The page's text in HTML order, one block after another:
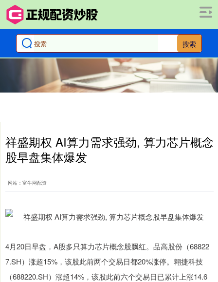
搜索
祥盛期权 AI算力需求强劲, 算力芯片概念
股早盘集体爆发
网站：富牛网配资
4月20日早盘，A股多只算力芯片概念股飘红。品高股份（68822
7.SH）涨超15%，该股此前两个交易日都20%涨停。翱捷科技
（688220.SH）涨超14%，该股此前六个交易日已累计上涨14.6